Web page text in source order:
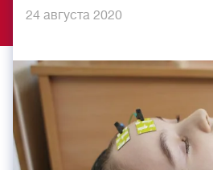
24 августа 2020